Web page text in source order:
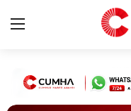
Kurumsal